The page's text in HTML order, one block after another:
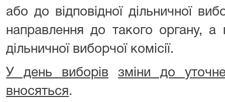
або до відповідної дільничної
направлення до такого органу, а
дільничної виборчої комісії.
У день виборів зміни до
вносяться.